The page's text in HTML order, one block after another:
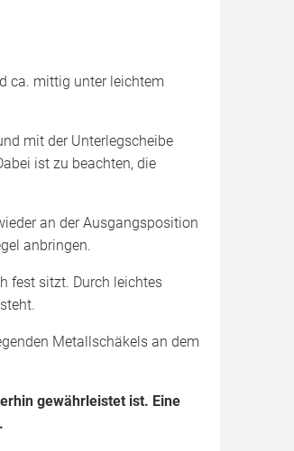
ca. mittig unter leichtem
mit der Unterlegscheibe
ist zu beachten, die
an der Ausgangsposition
anbringen.
fest sitzt. Durch leichtes
Metallschäkels an dem
gewährleistet ist. Eine